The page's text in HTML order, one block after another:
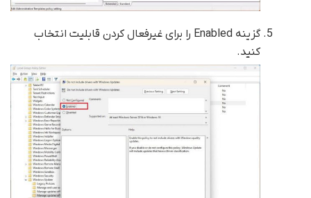
گزینه Enabled را برای غیرفعال کردن قابلیت انتخاب
کنید.